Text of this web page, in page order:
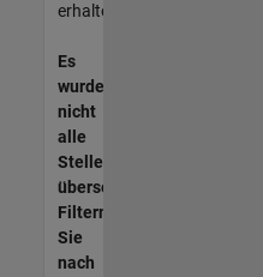
erhalten.
Es
wurden
nicht
alle
Stellen
übersetzt.
Filtern
Sie
nach